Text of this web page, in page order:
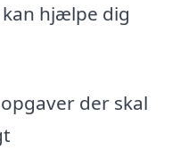
hjælpe dig
der skal